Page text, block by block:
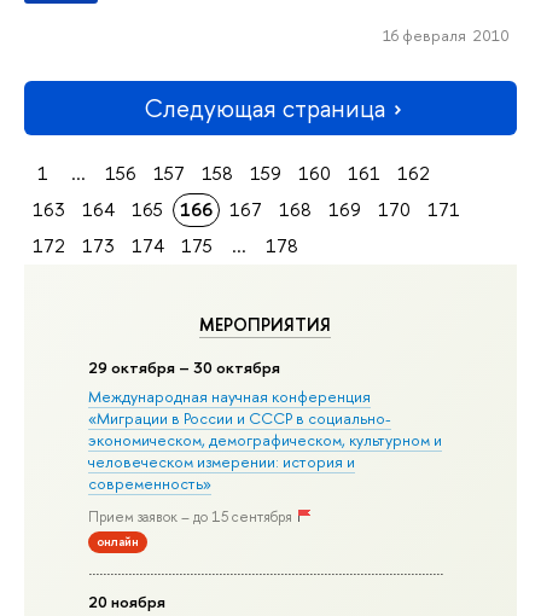
МЕРОПРИЯТИЯ
29 октября – 30 октября
Международная научная конференция
«Миграции в Росcии и СССР в социально-
экономическом, демографическом, культурном и
человеческом измерении: история и
современность»
Прием заявок – до 15 сентября
онлайн
20 ноября
16 февраля 2010
Следующая страница
1 ... 156 157 158 159 160 161
162
163
164 165 166 167 168 169 170
171
172
173 174 175 ... 178